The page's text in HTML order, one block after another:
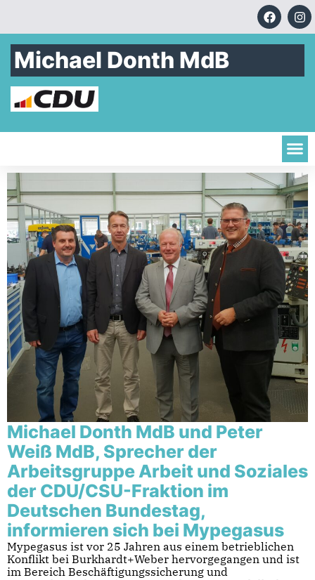
Michael Donth MdB
Michael Donth MdB und Peter
Weiß MdB, Sprecher der
Arbeitsgruppe Arbeit und Soziales
der CDU/CSU-Fraktion im
Deutschen Bundestag,
informieren sich bei Mypegasus
Mypegasus ist vor 25 Jahren aus einem betrieblichen
Konflikt bei Burkhardt+Weber hervorgegangen und ist
im Bereich Beschäftigungssicherung und